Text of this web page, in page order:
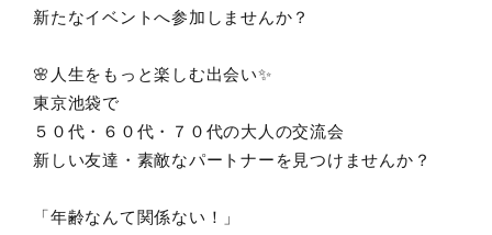
新たなイベントへ参加しませんか？
🌸人生をもっと楽しむ出会い✨
東京池袋で
５０代・６０代・７０代の大人の交流会
新しい友達・素敵なパートナーを見つけませんか？
「年齢なんて関係ない！」